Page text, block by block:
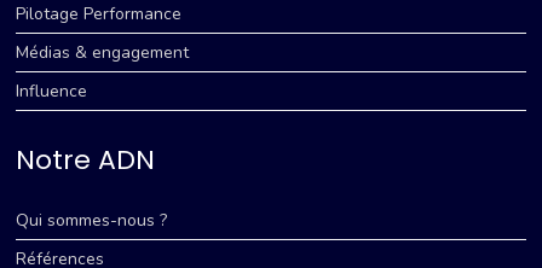
Pilotage Performance
Médias & engagement
Influence
Notre ADN
Qui sommes-nous ?
Références